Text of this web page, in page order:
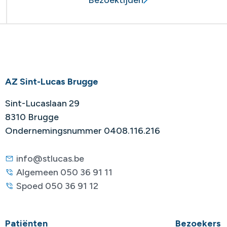
AZ Sint-Lucas Brugge
Sint-Lucaslaan 29
8310 Brugge
Ondernemingsnummer 0408.116.216
info@stlucas.be
Algemeen 050 36 91 11
Spoed 050 36 91 12
Patiënten Bezoekers